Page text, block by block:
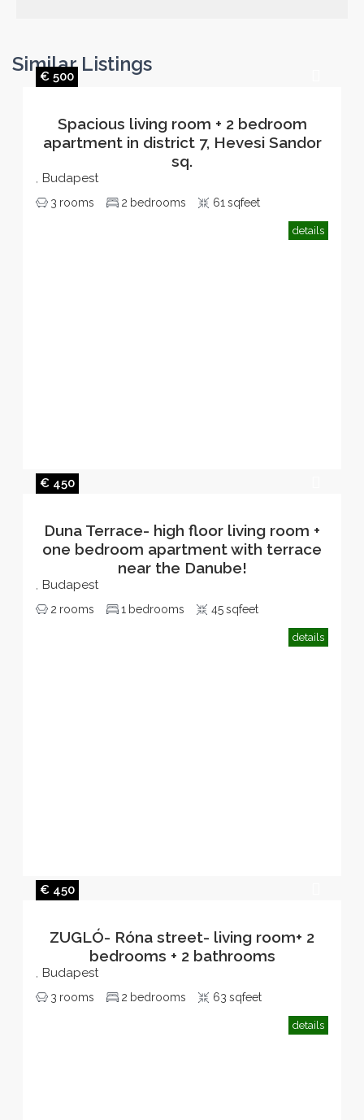
Similar Listings
€ 500
Spacious living room + 2 bedroom
apartment in district 7, Hevesi Sandor
sq.
, Budapest
3 rooms 2 bedrooms 61 sqfeet
details
€ 450
Duna Terrace- high floor living room +
one bedroom apartment with terrace
near the Danube!
, Budapest
2 rooms 1 bedrooms 45sqfeet
details
€ 450
ZUGLÓ- Róna street- living room+ 2
bedrooms + 2 bathrooms
, Budapest
3 rooms 2 bedrooms 63 sqfeet
details